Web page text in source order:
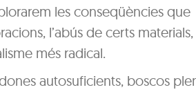
les conseqüències que
l’abús de certs materials,
més radical.
autosuficients, boscos